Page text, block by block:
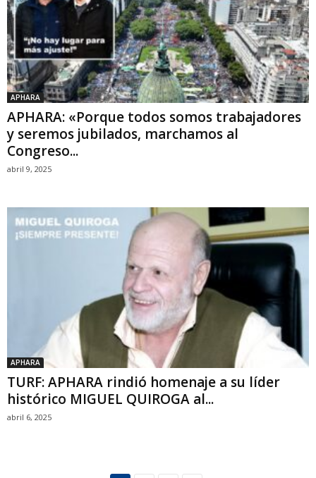
APHARA
APHARA: «Porque todos somos trabajadores
y seremos jubilados, marchamos al
Congreso...
abril 9, 2025
APHARA
TURF: APHARA rindió homenaje a su líder
histórico MIGUEL QUIROGA al...
abril 6, 2025